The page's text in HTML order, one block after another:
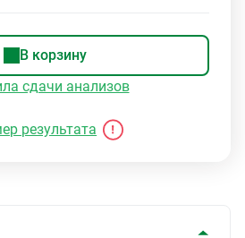
В корзину
сдачи анализов
результата